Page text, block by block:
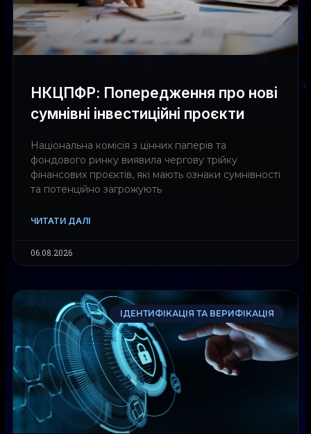
НКЦПФР: Попередження про нові
сумнівні інвестиційні проєкти
Національна комісія з цінних паперів та
фондового ринку виявила чергову трійку
фінансових проєктів, які мають ознаки сумнівності
та потенційно загрожують
ЧИТАТИ ДАЛІ
06.08.2026
ІДЕНТИФІКАЦІЯ ТА ВЕРИФІКАЦІЯ